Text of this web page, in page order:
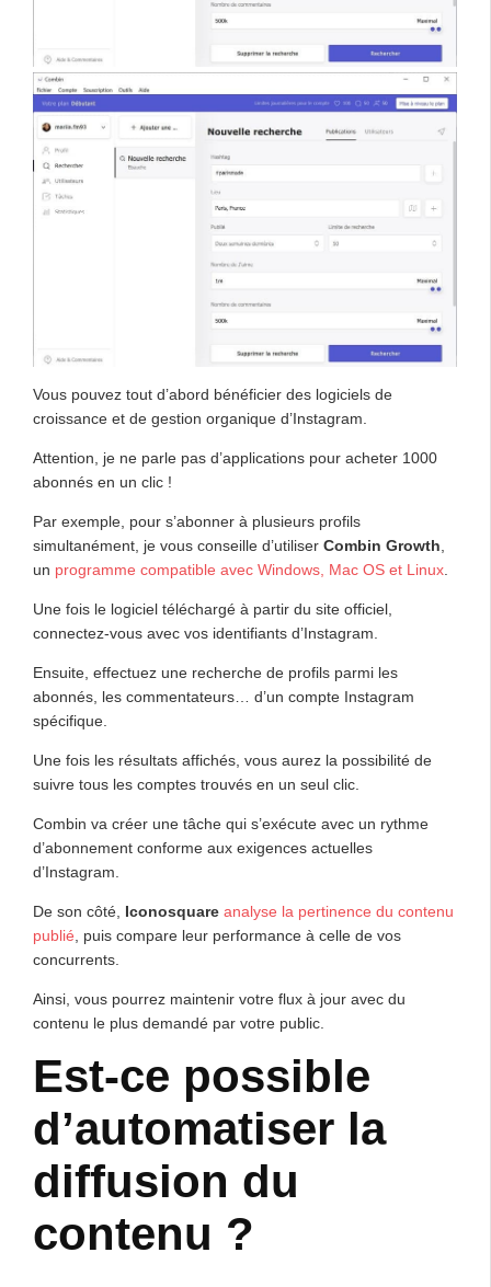
Vous pouvez tout d’abord bénéficier des logiciels de
croissance et de gestion organique d’Instagram.
Attention, je ne parle pas d’applications pour acheter 1000
abonnés en un clic !
Par exemple, pour s’abonner à plusieurs profils
simultanément, je vous conseille d’utiliser Combin Growth,
un programme compatible avec Windows, Mac OS et Linux.
Une fois le logiciel téléchargé à partir du site officiel,
connectez-vous avec vos identifiants d’Instagram.
Ensuite, effectuez une recherche de profils parmi les
abonnés, les commentateurs… d’un compte Instagram
spécifique.
Une fois les résultats affichés, vous aurez la possibilité de
suivre tous les comptes trouvés en un seul clic.
Combin va créer une tâche qui s’exécute avec un rythme
d’abonnement conforme aux exigences actuelles
d’Instagram.
De son côté, Iconosquare analyse la pertinence du contenu
publié, puis compare leur performance à celle de vos
concurrents.
Ainsi, vous pourrez maintenir votre flux à jour avec du
contenu le plus demandé par votre public.
Est-ce possible
d’automatiser la
diffusion du
contenu ?